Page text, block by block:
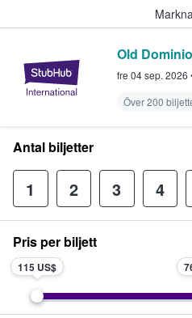
StubHub –
Old
fre 04 sep. 2026
Över 200
Antal biljetter
1 2 3 4
Pris per biljett
115 US$